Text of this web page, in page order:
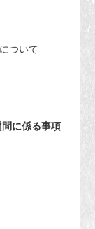
ついて
に係る事項